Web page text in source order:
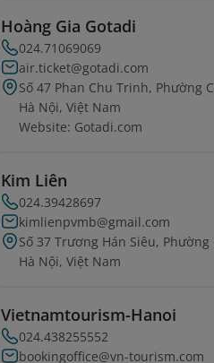
Hoàng Gia Gotadi
024.71069069
air.ticket@gotadi.com
Số 47 Phan Chu Trinh, Phường
Hà Nội, Việt Nam
Website: Gotadi.com
Kim Liên
024.39428697
kimlienpvmb@gmail.com
Số 37 Trương Hán Siêu,
Hà Nội, Việt Nam
Vietnamtourism-Hanoi
024.438255552
bookingoffice@vn-tourism.com